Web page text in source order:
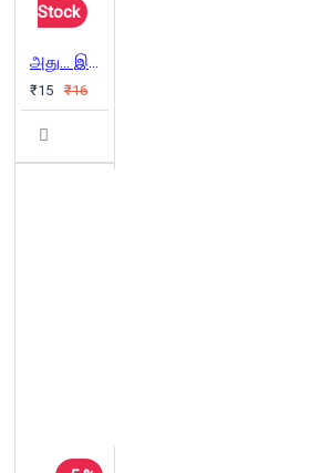
Stock
அது... இது.. எதுதான் செக்ஸ் கல்வி?
₹15 ₹16